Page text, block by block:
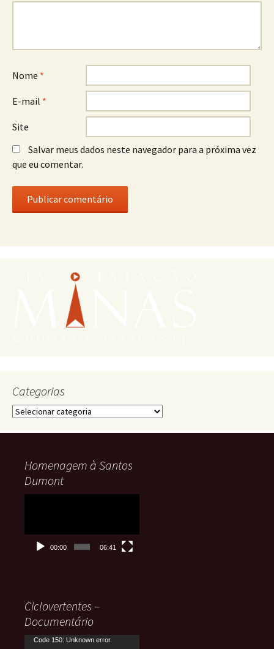
Nome *
E-mail *
Site
Salvar meus dados neste navegador para a próxima vez
que eu comentar.
Categorias
Categorias
Homenagem à Santos
Dumont
00:00 06:41
Ciclovertentes –
Documentário
Tocador
Code 150: Unknown error.